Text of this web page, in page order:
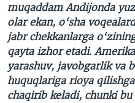
muqaddam Andijonda
olar ekan, o‘sha
jabr chekkanlarga
qayta izhor etadi.
yarashuv, javobgarlik va
huquqlariga rioya
chaqirib keladi, chunki